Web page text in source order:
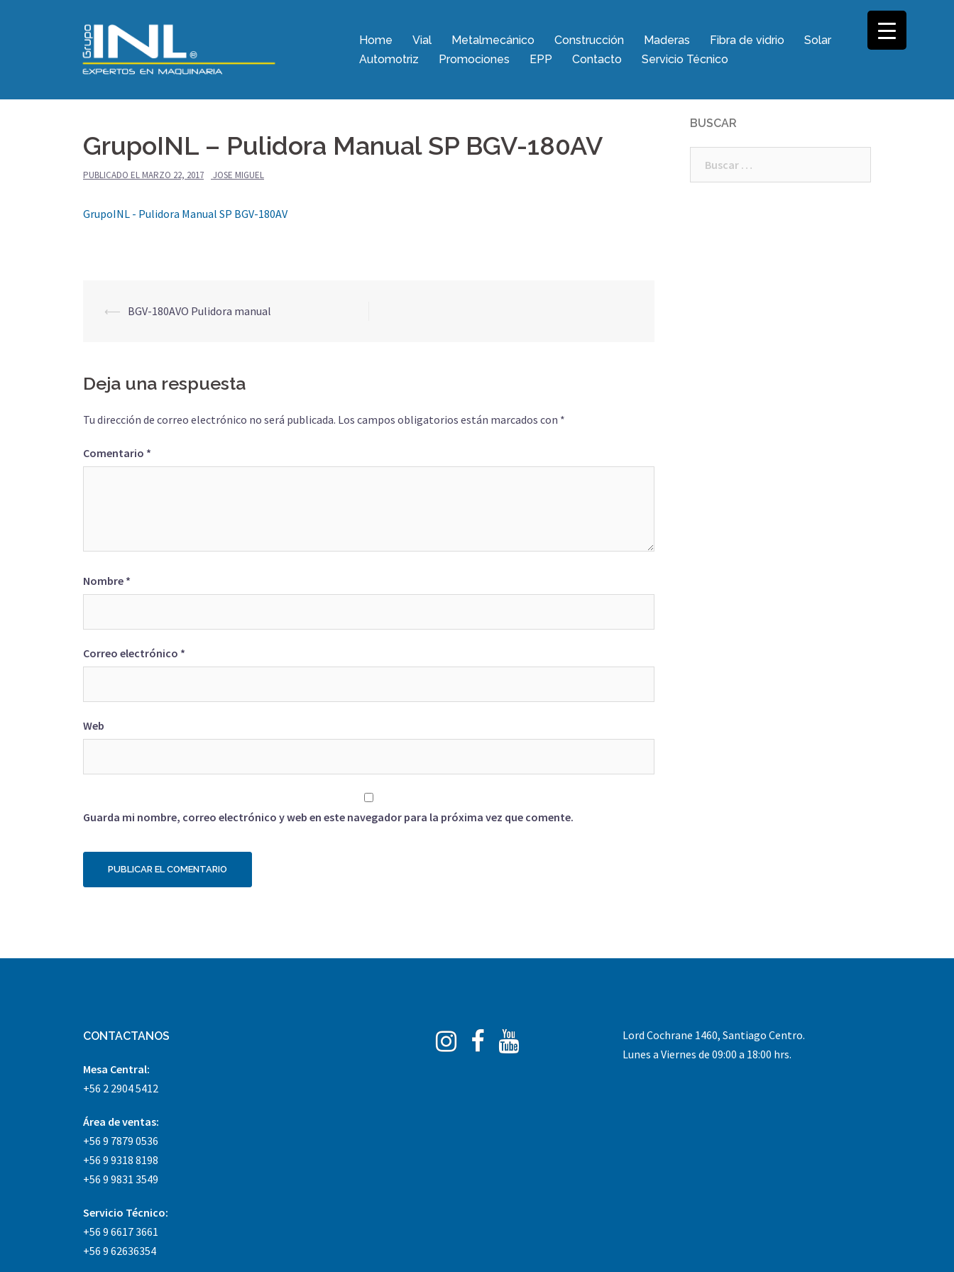
Home Vial Metalmecánico Construcción Maderas Fibra de vidrio
Solar
Automotriz
Promociones EPP Contacto Servicio Técnico
GrupoINL – Pulidora Manual SP BGV-180AV
PUBLICADO EL MARZO 22, 2017 JOSE MIGUEL
GrupoINL - Pulidora Manual SP BGV-180AV
Navegación
⟵ BGV-180AVO Pulidora manual
Deja una respuesta
Tu dirección de correo electrónico no será publicada. Los campos obligatorios están marcados con *
Comentario *
Nombre *
Correo electrónico *
Web
Guarda mi nombre, correo electrónico y web en este navegador para la próxima vez que comente.
BUSCAR
CONTACTANOS
Mesa Central:
+56 2 2904 5412
Área de ventas:
+56 9 7879 0536
+56 9 9318 8198
+56 9 9831 3549
Servicio Técnico:
+56 9 6617 3661
+56 9 62636354
Instagram
Facebook
Tube
Lord Cochrane 1460, Santiago Centro.
Lunes a Viernes de 09:00 a 18:00 hrs.